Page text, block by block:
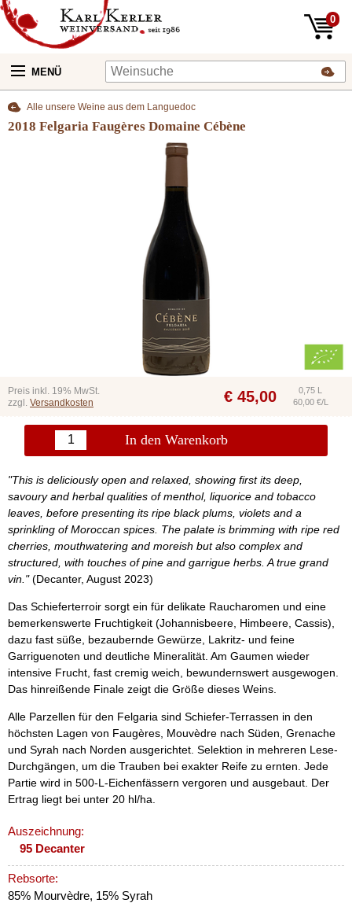
0
MENÜ
Alle unsere Weine aus dem Languedoc
2018 Felgaria Faugères Domaine Cébène
Preis inkl. 19% MwSt.
zzgl. Versandkosten € 45,00
0,75 L
60,00 €/L
In den Warenkorb
"This is deliciously open and relaxed, showing first its deep,
savoury and herbal qualities of menthol, liquorice and tobacco
leaves, before presenting its ripe black plums, violets and a
sprinkling of Moroccan spices. The palate is brimming with ripe red
cherries, mouthwatering and moreish but also complex and
structured, with touches of pine and garrigue herbs. A true grand
vin."(Decanter, August 2023)
Das Schieferterroir sorgt ein für delikate Raucharomen und eine
bemerkenswerte Fruchtigkeit (Johannisbeere, Himbeere, Cassis),
dazu fast süße, bezaubernde Gewürze, Lakritz- und feine
Garriguenoten und deutliche Mineralität. Am Gaumen wieder
intensive Frucht, fast cremig weich, bewundernswert ausgewogen.
Das hinreißende Finale zeigt die Größe dieses Weins.
Alle Parzellen für den Felgaria sind Schiefer-Terrassen in den
höchsten Lagen von Faugères, Mouvèdre nach Süden, Grenache
und Syrah nach Norden ausgerichtet. Selektion in mehreren Lese-
Durchgängen, um die Trauben bei exakter Reife zu ernten. Jede
Partie wird in 500-L-Eichenfässern vergoren und ausgebaut. Der
Ertrag liegt bei unter 20 hl/ha.
Auszeichnung:
95 Decanter
Rebsorte:
85% Mourvèdre, 15% Syrah